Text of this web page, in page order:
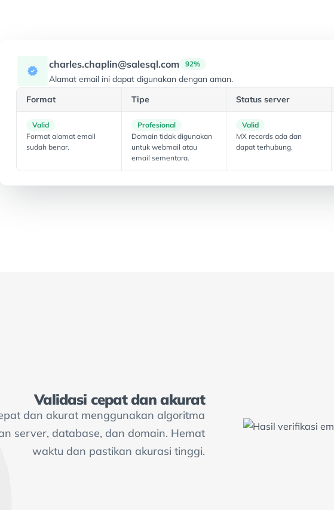
charles.chaplin@salesql.com 92%
Alamat email ini dapat digunakan dengan aman.
Format
Tipe Status server
Valid
Format alamat email
sudah benar.
Profesional
Domain tidak digunakan
untuk webmail atau
email sementara.
Valid
MX records ada dan
dapat terhubung.
Validasi cepat dan akurat
dan akurat menggunakan algoritma
server, database, dan domain. Hemat
waktu dan pastikan akurasi tinggi.